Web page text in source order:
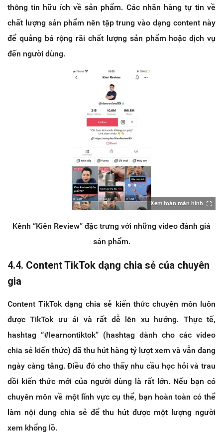
thông tin hữu ích về sản phẩm. Các nhãn hàng tự tin về
chất lượng sản phẩm nên tập trung vào dạng content này
để quảng bá rộng rãi chất lượng sản phẩm hoặc dịch vụ
đến người dùng.
Xem toàn màn hình
Kênh “Kiên Review” đặc trưng với những video đánh giá
sản phẩm.
4.4. Content TikTok dạng chia sẻ của chuyên
gia
Content TikTok dạng chia sẻ kiến thức chuyên môn luôn
được TikTok ưu ái và rất dễ lên xu hướng. Thực tế,
hashtag “#learnontiktok” (hashtag dành cho các video
chia sẻ kiến thức) đã thu hút hàng tỷ lượt xem và vẫn đang
ngày càng tăng. Điều đó cho thấy nhu cầu học hỏi và trau
dồi kiến thức mới của người dùng là rất lớn. Nếu bạn có
chuyên môn về một lĩnh vực cụ thể, bạn hoàn toàn có thể
làm nội dung chia sẻ để thu hút được một lượng người
xem khổng lồ.